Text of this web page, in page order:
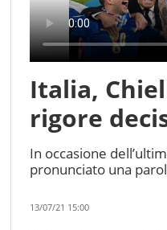
Italia,
rigore
In occasione
pronunciato una
13/07/21 15:00